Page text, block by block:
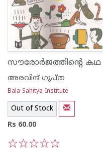
സൗരോര്‍ജത്തിന്റെ കഥ
അരവിന്ദ് ഗുപ്ത
Bala Sahitya Institute
Out of Stock
Rs 60.00